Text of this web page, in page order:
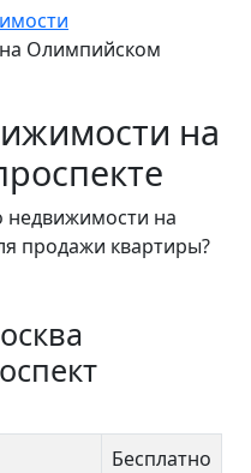
Олимпийском
на
недвижимости на
продажи квартиры?
Бесплатно